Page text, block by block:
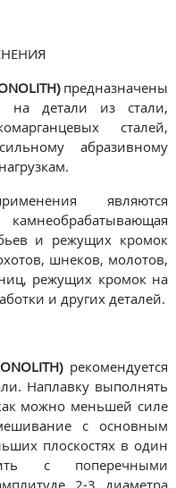
предназначены
на детали из стали,
сталей,
абразивному
являются
и режущих кромок
шнеков, молотов,
режущих кромок на
и других деталей.
рекомендуется
Наплавку выполнять
можно меньшей силе
с основным
плоскостях в один
с поперечными
2-3 диаметра